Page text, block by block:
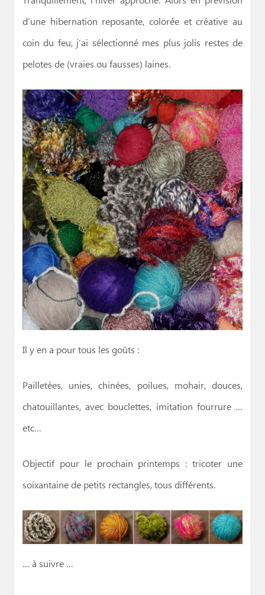
d’une hibernation reposante, colorée et créative au
coin du feu, j’ai sélectionné mes plus jolis restes de
pelotes de (vraies ou fausses) laines.
Il y en a pour tous les goûts :
Pailletées, unies, chinées, poilues, mohair, douces,
chatouillantes, avec bouclettes, imitation fourrure …
etc…
Objectif pour le prochain printemps : tricoter une
soixantaine de petits rectangles, tous différents.
… à suivre …